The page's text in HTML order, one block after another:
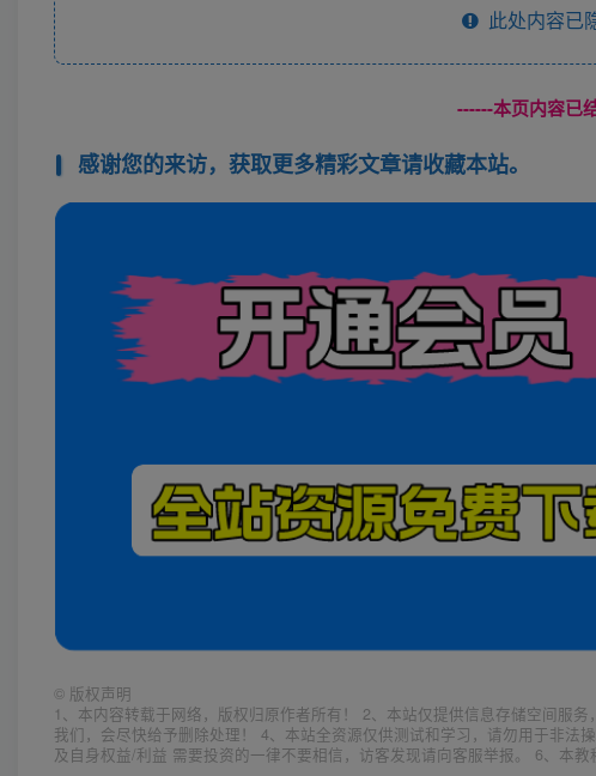
此处内容已
------本页内容已
感谢您的来访，获取更多精彩文章请收藏本站。
© 版权声明
1、本内容转载于网络，版权归原作者所有！ 2、本站仅提供信息存储空间服
我们，会尽快给予删除处理！ 4、本站全资源仅供测试和学习，请勿用于非
及自身权益/利益 需要投资的一律不要相信，访客发现请向客服举报。 6、本